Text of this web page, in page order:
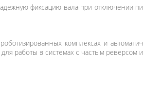
фиксацию вала при отключении
комплексах и
работы в системах с частым реверсом